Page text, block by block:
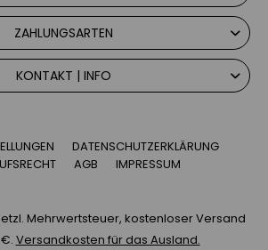
ZAHLUNGSARTEN
KONTAKT | INFO
DATENSCHUTZERKLÄRUNG
AGB IMPRESSUM
Mehrwertsteuer, kostenloser Versand
Versandkosten für das Ausland.